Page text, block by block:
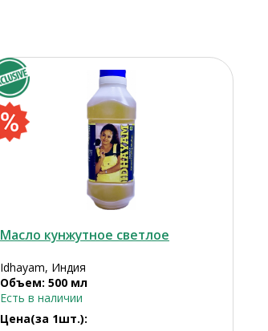
Масло кунжутное светлое
Idhayam, Индия
Объем: 500 мл
Есть в наличии
Цена(за 1шт.):